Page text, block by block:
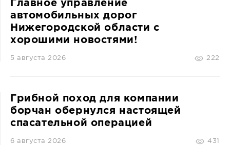
Главное управление
автомобильных дорог
Нижегородской области с
хорошими новостями!
5 августа 2026 222
Грибной поход для компании
борчан обернулся настоящей
спасательной операцией
6 августа 2026 431